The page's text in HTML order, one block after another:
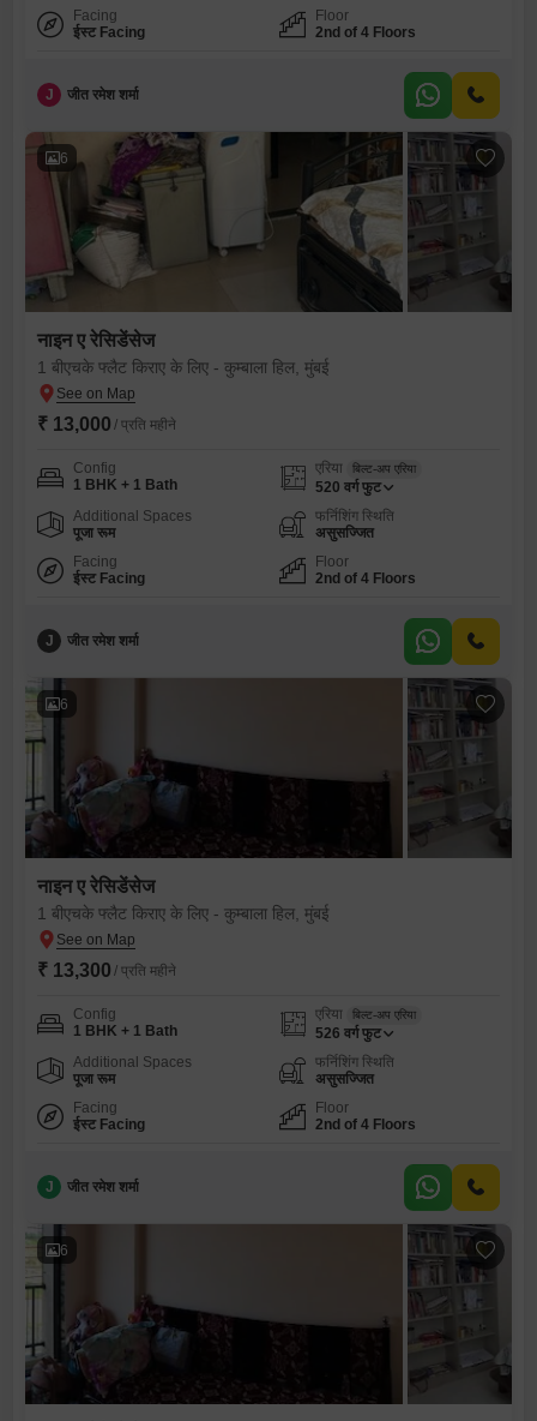
Facing
ईस्ट Facing
Floor
2nd of 4 Floors
J जीत रमेश शर्मा
6
नाइन ए रेसिडेंसेज
1 बीएचके फ्लैट किराए के लिए - कुम्बाला हिल, मुंबई
₹ 13,000 / प्रति महीने
Config
1 BHK + 1 Bath
एरिया बिल्ट-अप एरिया
520 वर्ग फुट
Additional Spaces
पूजा रूम
फर्निशिंग स्थिति
असुसज्जित
Facing
ईस्ट Facing
Floor
2nd of 4 Floors
J जीत रमेश शर्मा
6
नाइन ए रेसिडेंसेज
1 बीएचके फ्लैट किराए के लिए - कुम्बाला हिल, मुंबई
₹ 13,300 / प्रति महीने
Config
1 BHK + 1 Bath
एरिया बिल्ट-अप एरिया
526 वर्ग फुट
Additional Spaces
पूजा रूम
फर्निशिंग स्थिति
असुसज्जित
Facing
ईस्ट Facing
Floor
2nd of 4 Floors
J जीत रमेश शर्मा
6